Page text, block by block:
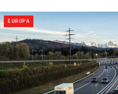
EUROPA